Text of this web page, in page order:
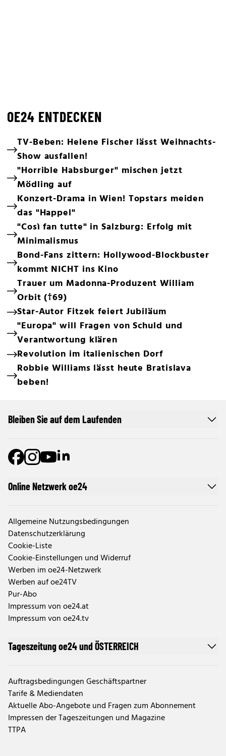
OE24 ENTDECKEN
TV-Beben: Helene Fischer lässt Weihnachts-
Show ausfallen!
"Horrible Habsburger" mischen jetzt
Mödling auf
Konzert-Drama in Wien! Topstars meiden
das "Happel"
"Così fan tutte" in Salzburg: Erfolg mit
Minimalismus
Bond-Fans zittern: Hollywood-Blockbuster
kommt NICHT ins Kino
Trauer um Madonna-Produzent William
Orbit (†69)
Star-Autor Fitzek feiert Jubiläum
"Europa" will Fragen von Schuld und
Verantwortung klären
Revolution im italienischen Dorf
Robbie Williams lässt heute Bratislava
beben!
Online Netzwerk oe24
Allgemeine Nutzungsbedingungen
Datenschutzerklärung
Cookie-Liste
Cookie-Einstellungen und Widerruf
Werben im oe24-Netzwerk
Werben auf oe24TV
Pur-Abo
Impressum von oe24.at
Impressum von oe24.tv
Tageszeitung oe24 und ÖSTERREICH
Auftragsbedingungen Geschäftspartner
Tarife & Mediendaten
Aktuelle Abo-Angebote und Fragen zum Abonnement
Impressen der Tageszeitungen und Magazine
TTPA
Bleiben Sie auf dem Laufenden